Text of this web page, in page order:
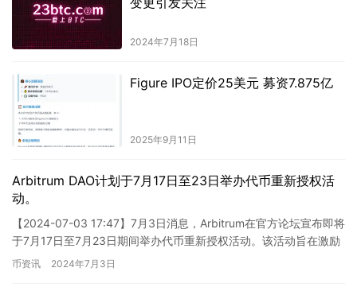
2024年7月18日
Figure IPO定价25美元 募资7.875亿
2025年9月11日
Arbitrum DAO计划于7月17日至23日举办代币重新授权活
动。
【2024-07-03 17:47】7月3日消息，Arbitrum在官方论坛宣布即将
于7月17日至7月23日期间举办代币重新授权活动。该活动旨在激励
社区成员积极参与DAO决策过程，…
币资讯 2024年7月3日